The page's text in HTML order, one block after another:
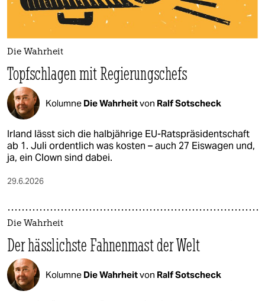
Die Wahrheit
Topfschlagen mit Regierungschefs
Kolumne Die Wahrheitvon Ralf Sotscheck
Irland lässt sich die halbjährige EU-Ratspräsidentschaft
ab 1. Juli ordentlich was kosten – auch 27 Eiswagen und,
ja, ein Clown sind dabei.
29.6.2026
Die Wahrheit
Der hässlichste Fahnenmast der Welt
Kolumne Die Wahrheitvon Ralf Sotscheck